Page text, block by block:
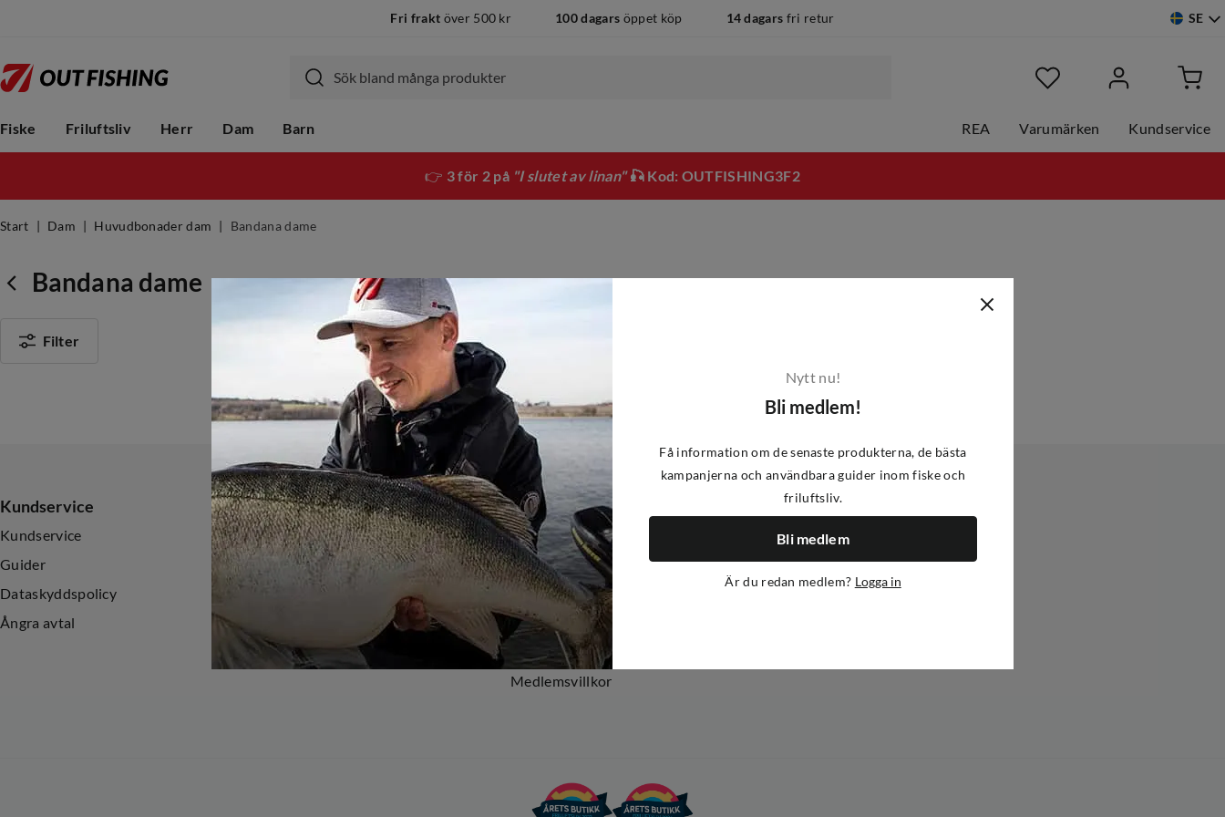
Fri frakt över 500 kr 100 dagars öppet köp 14 dagars fri retur SE
Fiske Friluftsliv Herr Dam Barn REA Varumärken Kundservice
👉 3 för 2 på "I slutet av linan"🎣 Kod: OUTFISHING3F2
Start Dam Huvudbonader dam Bandana dame
Bandana dame
Filter
Kundservice
Kundservice
Guider
Dataskyddspolicy
Ångra avtal
Sortiment
Nyheter
Kampanjer
Om oss
Om Out Fishing
Operation Goksjø
Hållbarhet
Öppenhet
Kundklubb
Medlemsvillkor
Nytt nu!
Bli medlem!
Få information om de senaste produkterna, de bästa
kampanjerna och användbara guider inom fiske och
friluftsliv.
Bli medlem
Är du redan medlem? Logga in